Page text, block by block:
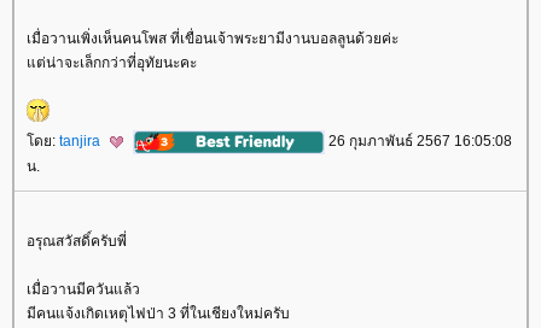
เมื่อวานเพิ่งเห็นคนโพส ที่เขื่อนเจ้าพระยามีงานบอลลูนด้วยค่ะ
ต่น่าจะเล็กกว่าที่อุทัยนะคะ
ดย: tanjira
26 กุมภาพันธ์ 2567 16:05:08
น.
อรุณสวัสดิ์ครับพี่
เมื่อวานมีควันแล้ว
มีคนแจ้งเกิดเหตุไฟป่า 3 ที่ในเชียงใหม่ครับ